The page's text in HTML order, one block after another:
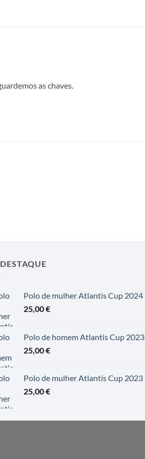
as chaves.
Polo de mulher Atlantis Cup 2024
25,00€
Polo de homem Atlantis Cup 2023
25,00€
Polo de mulher Atlantis Cup 2023
25,00€